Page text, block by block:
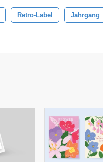
Retro-Label Jahrgang